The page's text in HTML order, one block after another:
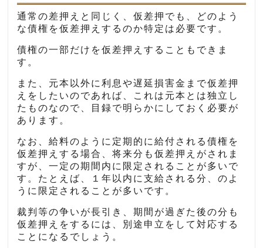
通常の差押えと同じく、仮差押でも、どのよう
な債権を仮差押えするのか特定は必要です。
債権の一部だけを仮差押えすることもできま
す。
また、元本以外に利息や遅延損害金まで仮差押
えをしたいのであれば、これは元本とは独立し
たものなので、目録で明らかにしておく必要が
あります。
なお、給料のように定期的に給付される債権を
仮差押えする場合、将来分も仮差押えがされま
すが、一定の期間内に限定されることが多いで
す。たとえば、１年以内に支給される分、のよ
うに限定されることが多いです。
裁判等の争いが長引き、期間が過ぎた後の分も
仮差押えをするには、別途申立をして対応する
ことになるでしょう。